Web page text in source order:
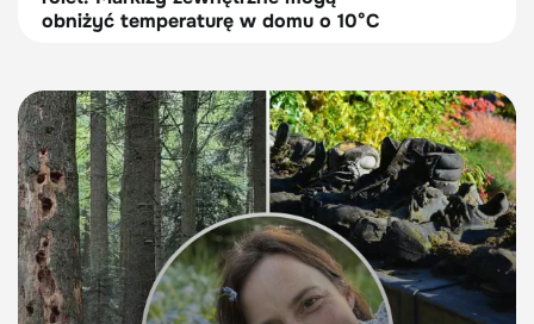
obniżyć temperaturę w domu o 10°C